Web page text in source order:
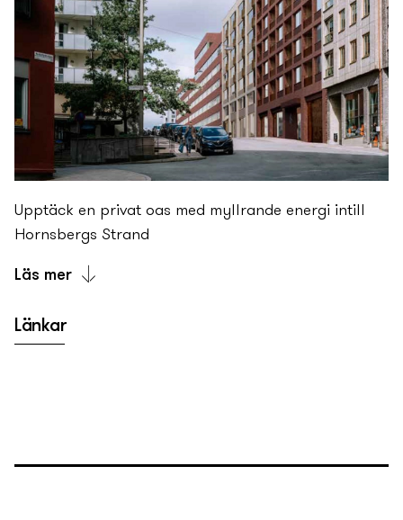
Upptäck en privat oas med myllrande energi intill
Hornsbergs Strand
Läs mer
Länkar